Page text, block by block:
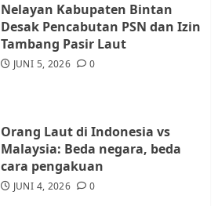
Warga Rempang Ajukan
Audiensi dengan Wali Kota
Batam, Soroti Aktivitas yang
Resahkan Warga
Nelayan Kabupaten Bintan
Desak Pencabutan PSN dan Izin
Tambang Pasir Laut
JUNI 5, 2026 0
Orang Laut di Indonesia vs
Malaysia: Beda negara, beda
cara pengakuan
JUNI 4, 2026 0